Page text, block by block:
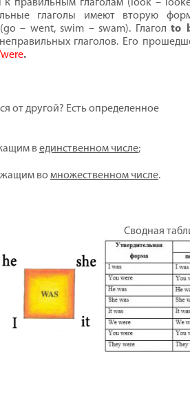
к правильным глаголам (look –
глаголы имеют вторую
– went, swim – swam). Глаголto
глаголов. Его
.
от другой? Есть определенное
вединственном числе;
во множественном числе.
Сводная